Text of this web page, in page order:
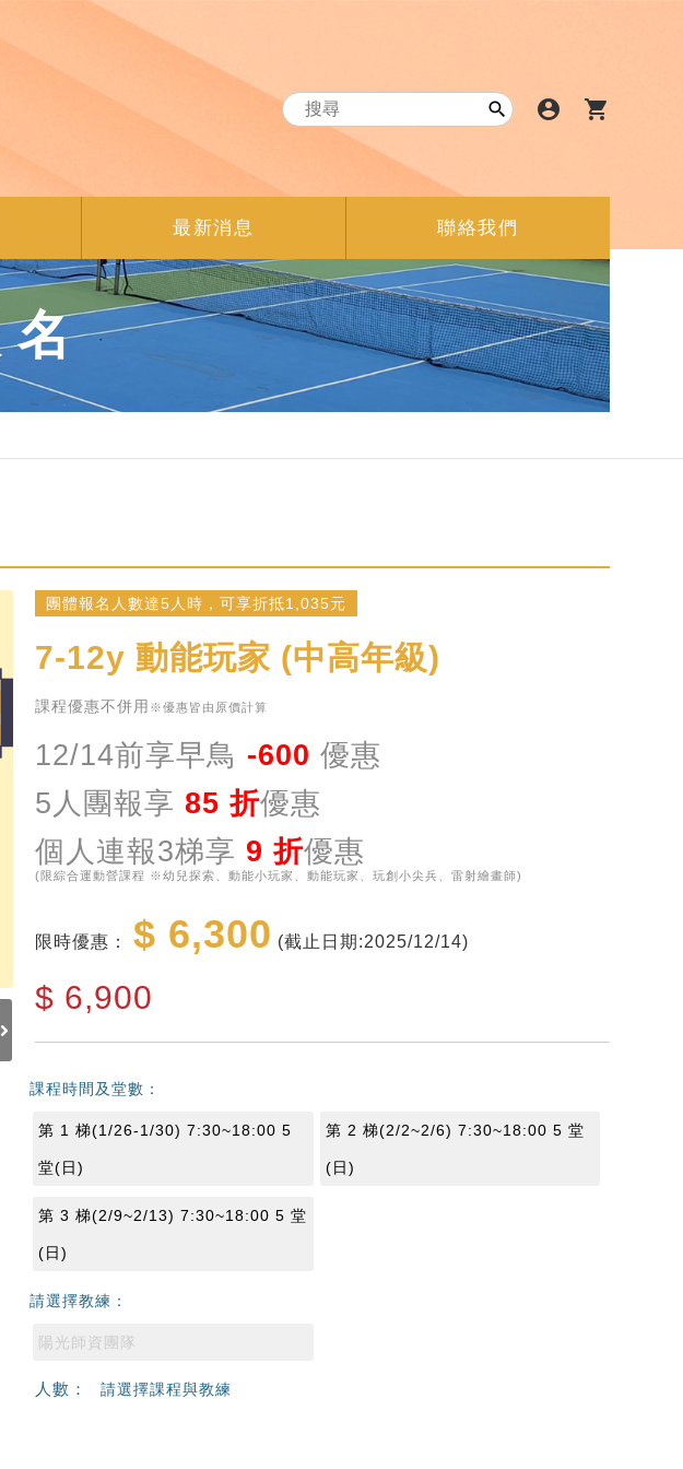
 account_circle shopping_cart
最新消息 聯絡我們
名
團體報名人數達5人時，可享折抵1,035元
7-12y 動能玩家 (中高年級)
課程優惠不併用 ※優惠皆由原價計算
12/14前享早鳥 -600優惠
5人 團報享85 折優惠
個人連報3梯享 9 折優惠
(限綜合運動營課程 ※幼兒探索、動能小玩家、動能玩家、玩創小尖兵、雷射繪畫師)
限時優惠：$ 6,300 (截止日期:2025/12/14)
$ 6,900
課程時間及堂數：
第 1 梯(1/26-1/30) 7:30~18:00 5
堂(日)
第 2 梯(2/2~2/6) 7:30~18:00 5 堂
(日)
第 3 梯(2/9~2/13) 7:30~18:00 5 堂
(日)
請選擇教練：
陽光師資團隊
人數： 請選擇課程與教練